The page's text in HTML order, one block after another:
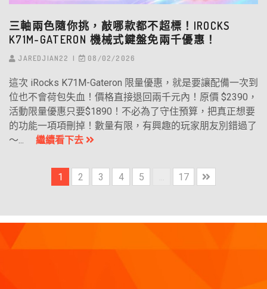
三軸兩色隨你挑，敲哪款都不超標！IROCKS
K71M-GATERON 機械式鍵盤免兩千優惠！
JAREDJIAN22 08/02/2026
這次 iRocks K71M-Gateron 限量優惠，就是要讓配備一次到
位也不會荷包失血！價格直接退回兩千元內！原價 $2390，
活動限量優惠只要$1890！不必為了守住預算，把真正想要
的功能一項項刪掉！數量有限，有興趣的玩家朋友別錯過了
～... 繼續看下去
1 2 3 4 5 17